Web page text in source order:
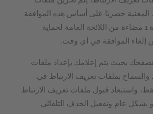
المعنية حصريًا على أساس هذه الموافقة
(المادة 6 الفقرة 1 مضاءة من اللائحة العامة لحماية
إلغاء الموافقة في أي وقت.
بحيث يتم إعلامك بإعداد ملفات
والسماح بملفات تعريف الارتباط في
واستبعاد قبول ملفات تعريف الارتباط
بشكل عام وتفعيل الحذف التلقائي